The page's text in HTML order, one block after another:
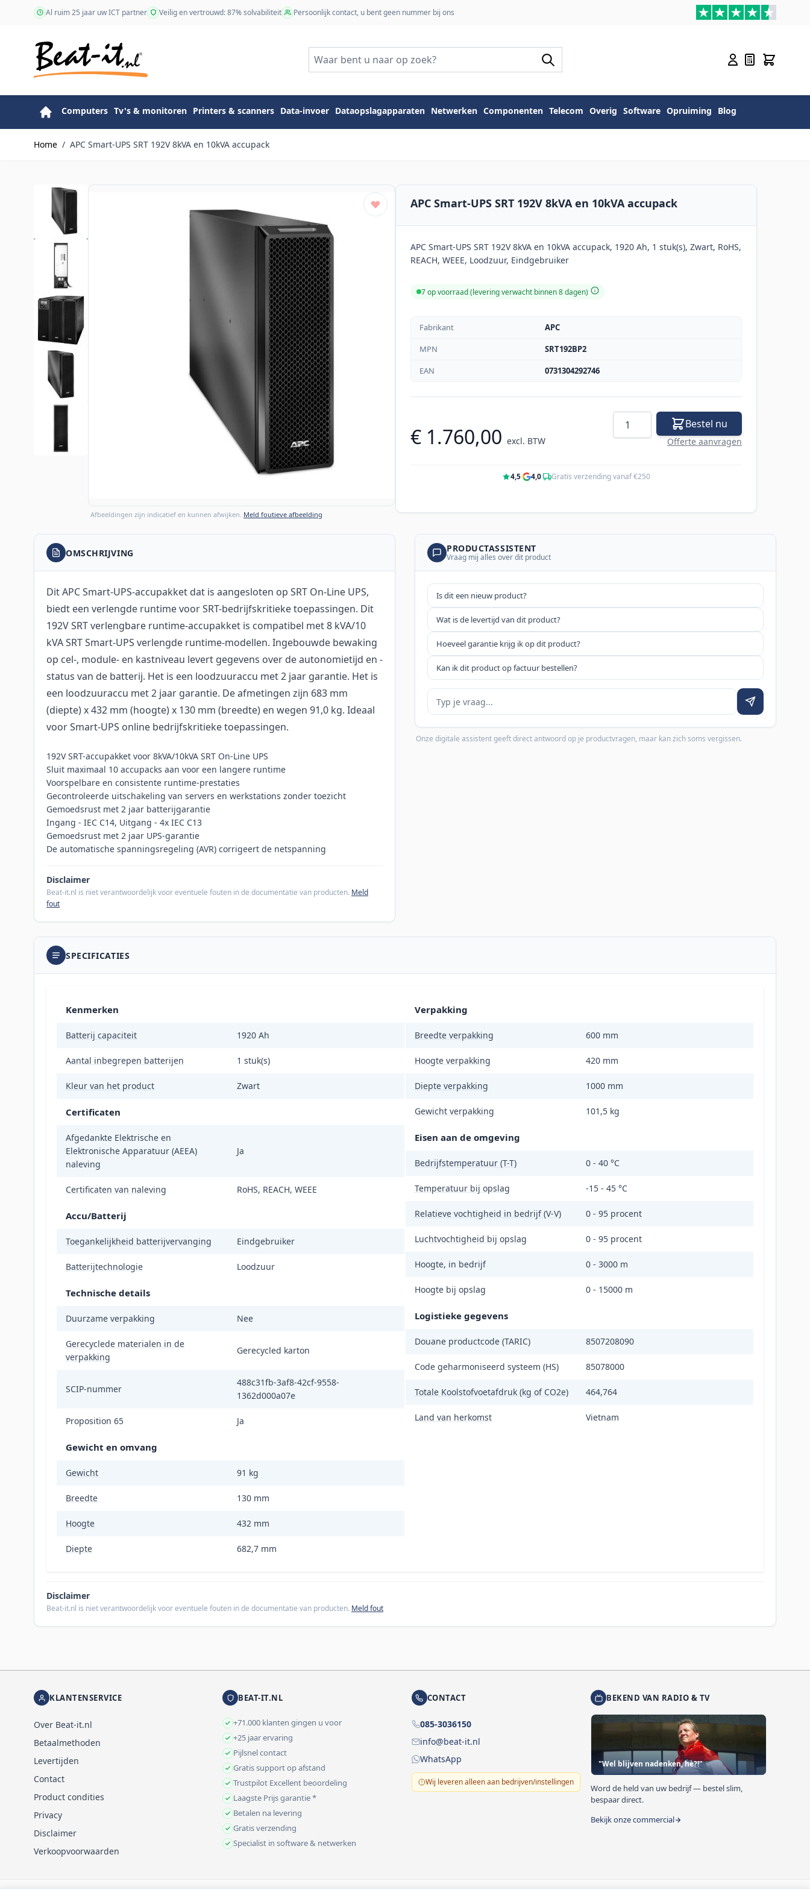
Ga naar de inhoudAl ruim 25 jaar uw ICT partner Veilig en vertrouwd: 87% solvabiliteit Persoonlijk contact, u bent geen nummer bij ons
Computers Tv's & monitoren Printers & scanners Data-invoer Dataopslagapparaten Netwerken Componenten Telecom Overig Software Opruiming Blog
Home / APC Smart-UPS SRT 192V 8kVA en 10kVA accupack
Afbeeldingen zijn indicatief en kunnen afwijken. Meld foutieve afbeelding
APC Smart-UPS SRT 192V 8kVA en 10kVA accupack
APC Smart-UPS SRT 192V 8kVA en 10kVA accupack, 1920 Ah, 1 stuk(s), Zwart, RoHS,
REACH, WEEE, Loodzuur, Eindgebruiker
7 op voorraad (levering verwacht binnen 8 dagen)
Fabrikant
APC
MPN
SRT192BP2
EAN
0731304292746
€ 1.760,00 excl. BTW
Aantal Bestel nu
Offerte aanvragen
4,5· 4,0· Gratis verzending vanaf €250
OMSCHRIJVING
Dit APC Smart-UPS-accupakket dat is aangesloten op SRT On-Line UPS,
biedt een verlengde runtime voor SRT-bedrijfskritieke toepassingen. Dit
192V SRT verlengbare runtime-accupakket is compatibel met 8 kVA/10
kVA SRT Smart-UPS verlengde runtime-modellen. Ingebouwde bewaking
op cel-, module- en kastniveau levert gegevens over de autonomietijd en -
status van de batterij. Het is een loodzuuraccu met 2 jaar garantie. Het is
een loodzuuraccu met 2 jaar garantie. De afmetingen zijn 683 mm
(diepte) x 432 mm (hoogte) x 130 mm (breedte) en wegen 91,0 kg. Ideaal
voor Smart-UPS online bedrijfskritieke toepassingen.
192V SRT-accupakket voor 8kVA/10kVA SRT On-Line UPS
Sluit maximaal 10 accupacks aan voor een langere runtime
Voorspelbare en consistente runtime-prestaties
Gecontroleerde uitschakeling van servers en werkstations zonder toezicht
Gemoedsrust met 2 jaar batterijgarantie
Ingang - IEC C14, Uitgang - 4x IEC C13
Gemoedsrust met 2 jaar UPS-garantie
De automatische spanningsregeling (AVR) corrigeert de netspanning
Disclaimer
Beat-it.nl is niet verantwoordelijk voor eventuele fouten in de documentatie van producten. Meld
fout
PRODUCTASSISTENT
Vraag mij alles over dit product
Is dit een nieuw product?
Wat is de levertijd van dit product?
Hoeveel garantie krijg ik op dit product?
Kan ik dit product op factuur bestellen?
Je vraag
Onze digitale assistent geeft direct antwoord op je productvragen, maar kan zich soms vergissen.
SPECIFICATIES
Kenmerken
Batterij capaciteit 1920 Ah
Aantal inbegrepen batterijen 1 stuk(s)
Kleur van het product Zwart
Certificaten
Afgedankte Elektrische en
Elektronische Apparatuur (AEEA)
naleving
Ja
Certificaten van naleving RoHS, REACH, WEEE
Accu/Batterij
Toegankelijkheid batterijvervanging Eindgebruiker
Batterijtechnologie Loodzuur
Technische details
Duurzame verpakking Nee
Gerecyclede materialen in de
verpakking
Gerecycled karton
SCIP-nummer
488c31fb-3af8-42cf-9558-
1362d000a07e
Proposition 65 Ja
Gewicht en omvang
Gewicht 91 kg
Breedte 130 mm
Hoogte 432 mm
Diepte 682,7 mm
Verpakking
Breedte verpakking 600 mm
Hoogte verpakking 420 mm
Diepte verpakking 1000 mm
Gewicht verpakking 101,5 kg
Eisen aan de omgeving
Bedrijfstemperatuur (T-T) 0 - 40 °C
Temperatuur bij opslag -15 - 45 °C
Relatieve vochtigheid in bedrijf (V-V) 0 - 95 procent
Luchtvochtigheid bij opslag 0 - 95 procent
Hoogte, in bedrijf 0 - 3000 m
Hoogte bij opslag 0 - 15000 m
Logistieke gegevens
Douane productcode (TARIC) 8507208090
Code geharmoniseerd systeem (HS) 85078000
Totale Koolstofvoetafdruk (kg of CO2e) 464,764
Land van herkomst Vietnam
Disclaimer
Beat-it.nl is niet verantwoordelijk voor eventuele fouten in de documentatie van producten. Meld fout
KLANTENSERVICE
Over Beat-it.nl
Betaalmethoden
Levertijden
Contact
Product condities
Privacy
Disclaimer
Verkoopvoorwaarden
BEAT-IT.NL
+71.000 klanten gingen u voor
+25 jaar ervaring
Pijlsnel contact
Gratis support op afstand
Trustpilot Excellent beoordeling
Laagste Prijs garantie *
Betalen na levering
Gratis verzending
Specialist in software & netwerken
CONTACT
085-3036150
info@beat-it.nl
WhatsApp
Wij leveren alleen aan bedrijven/instellingen
BEKEND VAN RADIO & TV
"Wel blijven nadenken, hè?!"
Word de held van uw bedrijf — bestel slim,
bespaar direct.
Bekijk onze commercial